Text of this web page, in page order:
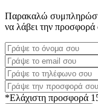
Παρακαλώ
να λάβει την προσφορά
*Ελάχιστη προσφορά